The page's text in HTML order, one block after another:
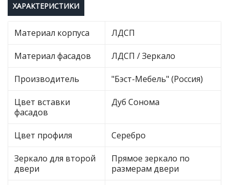
ХАРАКТЕРИСТИКИ
Материал корпуса ЛДСП
Материал фасадов ЛДСП / Зеркало
Производитель "Бэст-Мебель" (Россия)
Цвет вставки
фасадов
Дуб Сонома
Цвет профиля Серебро
Зеркало для второй
двери
Прямое зеркало по
размерам двери